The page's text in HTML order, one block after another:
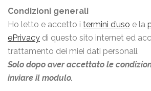
Condizioni generali
Ho letto e accetto i termini d’uso e la
ePrivacy di questo sito internet ed
trattamento dei miei dati personali.
Solo dopo aver accettato le
inviare il modulo.